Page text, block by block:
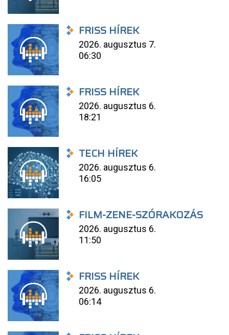
FRISS HÍREK
2026. augusztus 7.
06:30
FRISS HÍREK
2026. augusztus 6.
18:21
TECH HÍREK
2026. augusztus 6.
16:05
FILM-ZENE-SZÓRAKOZÁS
2026. augusztus 6.
11:50
FRISS HÍREK
2026. augusztus 6.
06:14